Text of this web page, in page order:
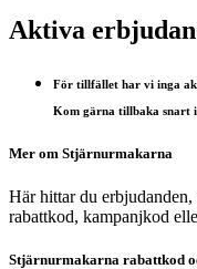
Aktiva
För tillfället har vi inga
Kom gärna tillbaka snart
Mer om Stjärnurmakarna
Här hittar du
rabattkod, kampanjkod
Stjärnurmakarna rabattkod